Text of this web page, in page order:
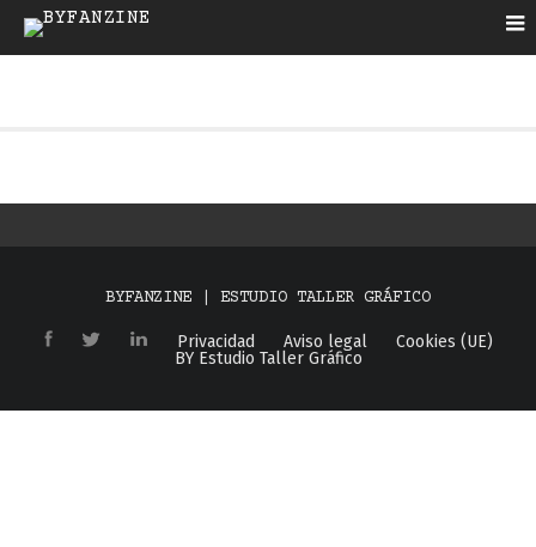
BYFANZINE | ESTUDIO TALLER GRÁFICO
Privacidad Aviso legal
Cookies (UE)
BY Estudio Taller Gráfico